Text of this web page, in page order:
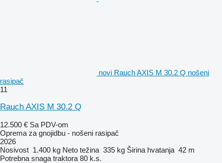
novi Rauch AXIS M 30.2 Q nošeni
rasipač
11
Rauch AXIS M 30.2 Q
12.500 € Sa PDV-om
Oprema za gnojidbu - nošeni rasipač
2026
Nosivost 1.400 kg Neto težina 335 kg Širina hvatanja 42 m
Potrebna snaga traktora 80 k.s.